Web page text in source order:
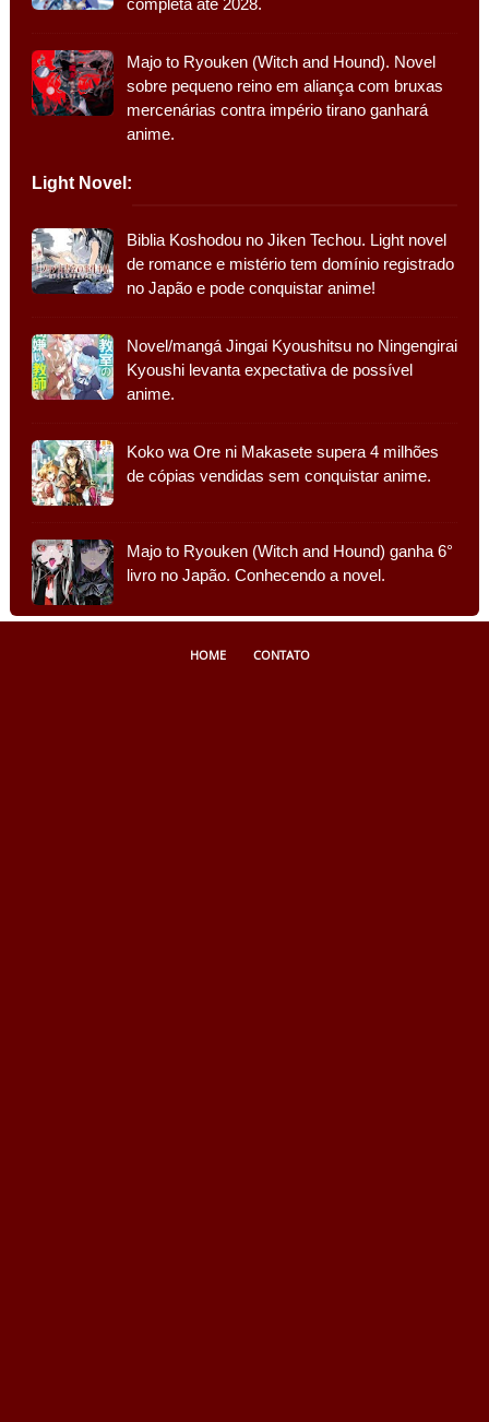
Majo to Ryouken (Witch and Hound). Novel
sobre pequeno reino em aliança com bruxas
mercenárias contra império tirano ganhará
anime.
Light Novel:
Biblia Koshodou no Jiken Techou. Light novel
de romance e mistério tem domínio registrado
no Japão e pode conquistar anime!
Novel/mangá Jingai Kyoushitsu no Ningengirai
Kyoushi levanta expectativa de possível
anime.
Koko wa Ore ni Makasete supera 4 milhões
de cópias vendidas sem conquistar anime.
Majo to Ryouken (Witch and Hound) ganha 6°
livro no Japão. Conhecendo a novel.
HOME CONTATO